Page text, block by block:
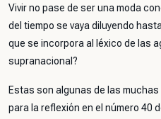
Vivir no pase de ser una moda
del tiempo se vaya diluyendo
que se incorpora al léxico de las
supranacional?
Estas son algunas de las
para la reflexión en el número 40